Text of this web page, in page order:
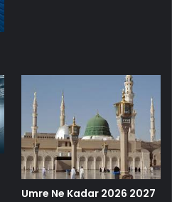
Umre Ne Kadar 2026 2027